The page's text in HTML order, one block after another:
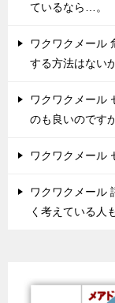
ているなら…。
ワクワクメール
する方法はない
ワクワクメール
のも良いのです
ワクワクメール
ワクワクメール
く考えている人